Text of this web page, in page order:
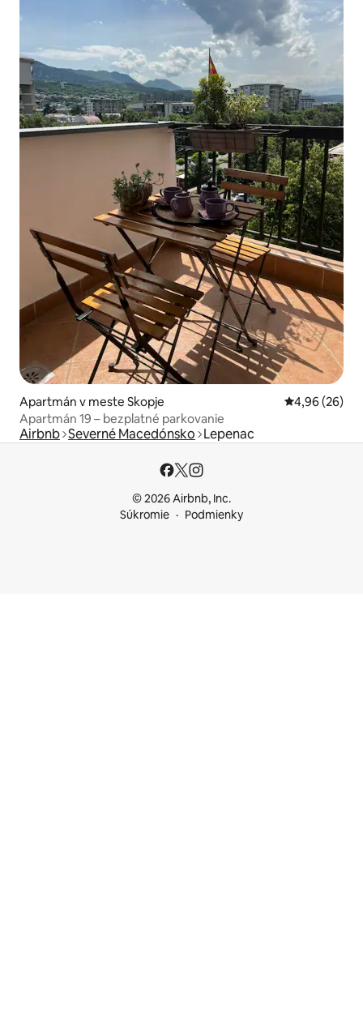
Apartmán v meste Skopje Priemerné
4,96 (26)
Apartmán 19 – bezplatné parkovanie
Airbnb Severné Macedónsko Lepenac
© 2026 Airbnb, Inc.
Súkromie
Podmienky